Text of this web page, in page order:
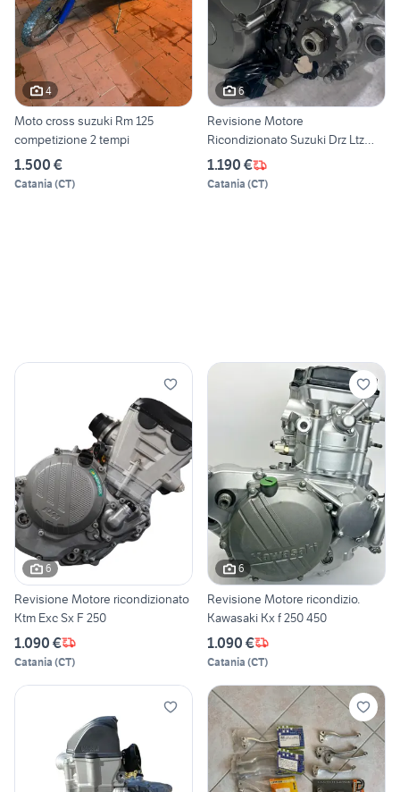
4
Moto cross suzuki Rm 125
competizione 2 tempi
1.500 €
Catania (CT)
6
Revisione Motore
Ricondizionato Suzuki Drz Ltz
400
1.190 €
Catania (CT)
6
Revisione Motore ricondizionato
Ktm Exc Sx F 250
1.090 €
Catania (CT)
6
Revisione Motore ricondizio.
Kawasaki Kx f 250 450
1.090 €
Catania (CT)